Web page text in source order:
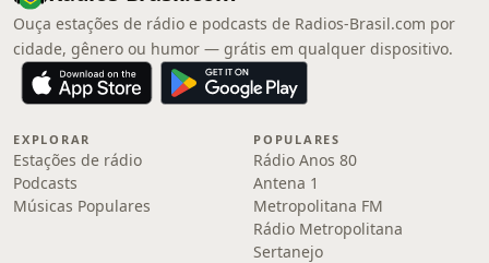
Ouça estações de rádio e podcasts de Radios-Brasil.com por
cidade, gênero ou humor — grátis em qualquer dispositivo.
EXPLORAR
Estações de rádio
Podcasts
Músicas Populares
POPULARES
Rádio Anos 80
Antena 1
Metropolitana FM
Rádio Metropolitana
Sertanejo